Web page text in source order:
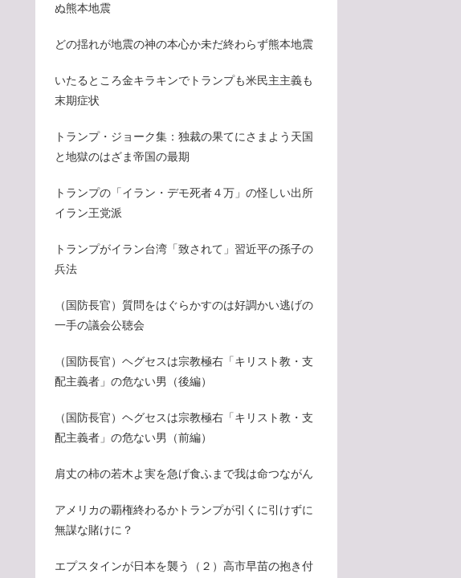
ぬ熊本地震
どの揺れが地震の神の本心か未だ終わらず熊本地震
いたるところ金キラキンでトランプも米民主主義も
末期症状
トランプ・ジョーク集：独裁の果てにさまよう天国
と地獄のはざま帝国の最期
トランプの「イラン・デモ死者４万」の怪しい出所
イラン王党派
トランプがイラン台湾「致されて」習近平の孫子の
兵法
（国防長官）質問をはぐらかすのは好調かい逃げの
一手の議会公聴会
（国防長官）ヘグセスは宗教極右「キリスト教・支
配主義者」の危ない男（後編）
（国防長官）ヘグセスは宗教極右「キリスト教・支
配主義者」の危ない男（前編）
肩丈の柿の若木よ実を急げ食ふまで我は命つながん
アメリカの覇権終わるかトランプが引くに引けずに
無謀な賭けに？
エプスタインが日本を襲う（２）高市早苗の抱き付